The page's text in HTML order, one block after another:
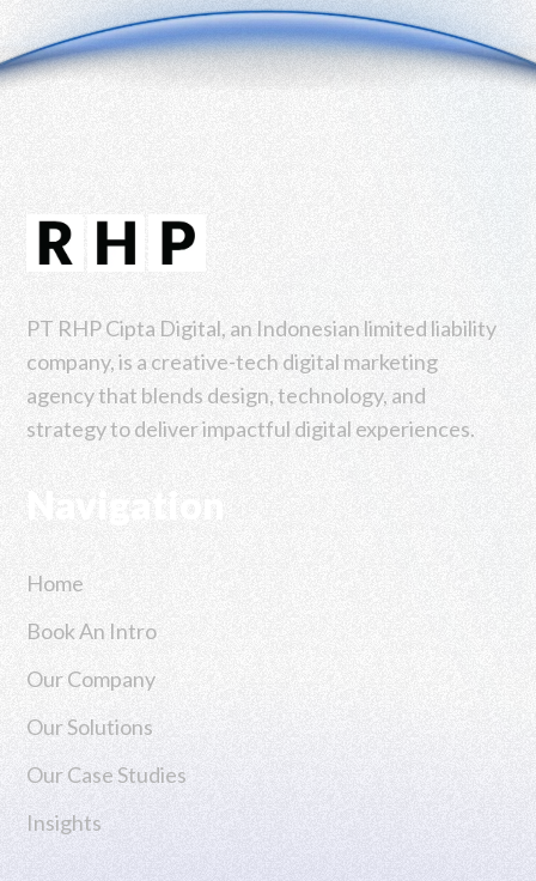
PT RHP Cipta Digital, an Indonesian limited liability
company, is a creative-tech digital marketing
agency that blends design, technology, and
strategy to deliver impactful digital experiences.
Home
Book An Intro
Our Company
Our Solutions
Our Case Studies
Insights